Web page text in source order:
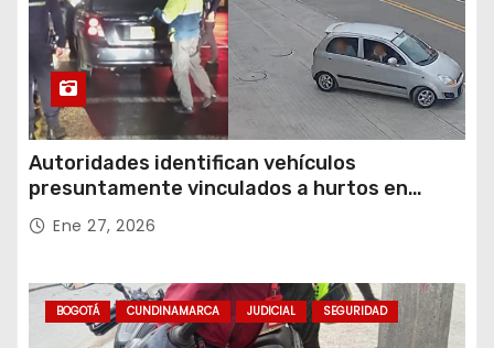
Autoridades identifican vehículos
presuntamente vinculados a hurtos en
conjuntos residenciales de Zipaquirá
Ene 27, 2026
BOGOTÁ CUNDINAMARCA JUDICIAL SEGURIDAD